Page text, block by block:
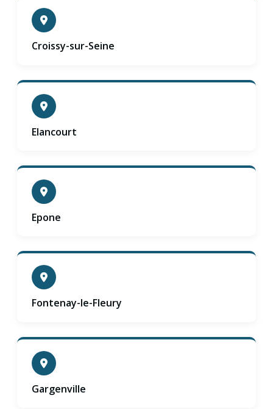
Croissy-sur-Seine
Elancourt
Epone
Fontenay-le-Fleury
Gargenville